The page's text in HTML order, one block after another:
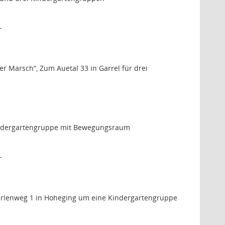
Marsch“, Zum Auetal 33 in Garrel für drei
mit Bewegungsraum
1 in Hoheging um eine Kindergartengruppe